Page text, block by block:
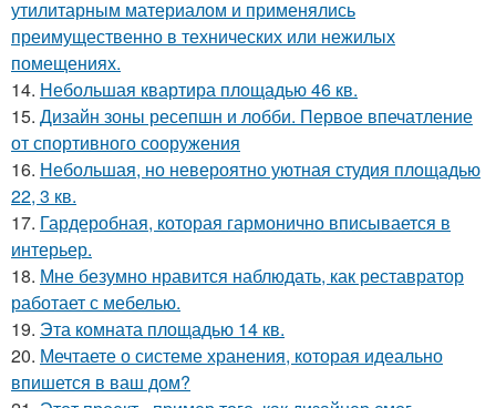
утилитарным материалом и применялись
преимущественно в технических или нежилых
помещениях.
14. Небольшая квартира площадью 46 кв.
15. Дизайн зоны ресепшн и лобби. Первое впечатление
от спортивного сооружения
16. Небольшая, но невероятно уютная студия площадью
22, 3 кв.
17. Гардеробная, которая гармонично вписывается в
интерьер.
18. Мне безумно нравится наблюдать, как реставратор
работает с мебелью.
19. Эта комната площадью 14 кв.
20. Мечтаете о системе хранения, которая идеально
впишется в ваш дом?